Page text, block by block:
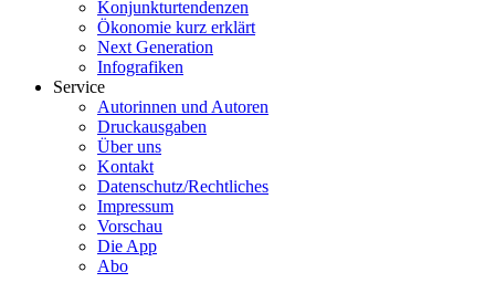
Konjunkturtendenzen
Ökonomie kurz erklärt
Next Generation
Infografiken
Service
Autorinnen und Autoren
Druckausgaben
Über uns
Kontakt
Datenschutz/Rechtliches
Impressum
Vorschau
Die App
Abo